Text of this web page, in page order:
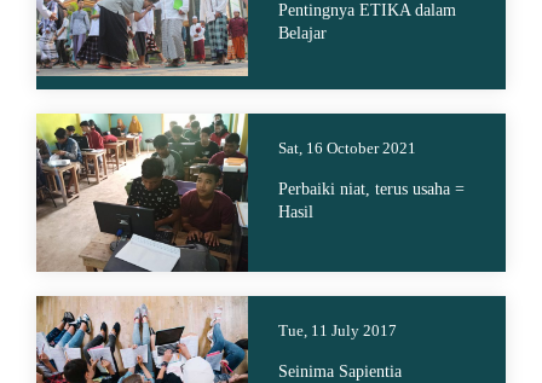
Pentingnya ETIKA dalam
Belajar
Sat, 16 October 2021
Perbaiki niat, terus usaha =
Hasil
Tue, 11 July 2017
Seinima Sapientia